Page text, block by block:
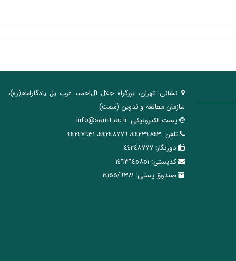
نشانی: تهران، ‌بزرگراه ‌جلال آل‌احمد، غرب پل يادگار‌امام(ره)‌،
سازمان مطالعه و تدوین‌ (سمت)
پست الکترونیکی: info@samt.ac.ir
تلفن: ٤٤٢٣٤٨٤٣، ٤٤٢٤٨٧٧٦، ٤٤٢٤٧٦٣١
دورنگار: ٤٤٢٤٨٧٧٧
کدپستی: ١٤٦٣٦٤٥٨٥١
صندوق پستی: ١٤١٥٥/٦٣٨١